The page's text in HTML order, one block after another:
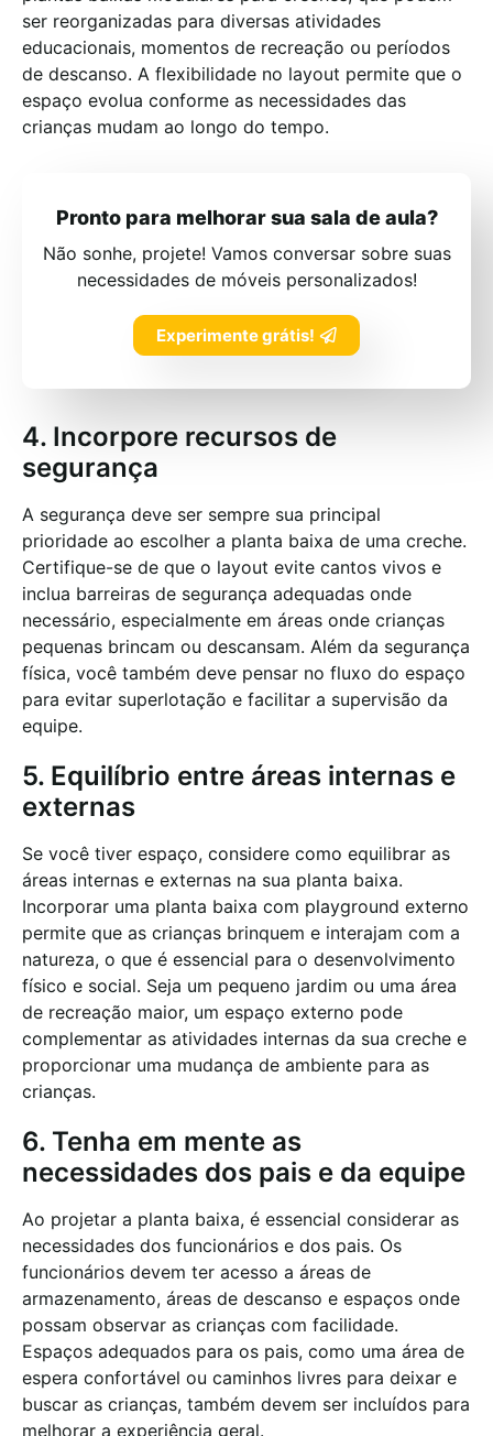
ser reorganizadas para diversas atividades
educacionais, momentos de recreação ou períodos
de descanso. A flexibilidade no layout permite que o
espaço evolua conforme as necessidades das
crianças mudam ao longo do tempo.
Pronto para melhorar sua sala de aula?
Não sonhe, projete! Vamos conversar sobre suas
necessidades de móveis personalizados!
Experimente grátis!
4. Incorpore recursos de
segurança
A segurança deve ser sempre sua principal
prioridade ao escolher a planta baixa de uma creche.
Certifique-se de que o layout evite cantos vivos e
inclua barreiras de segurança adequadas onde
necessário, especialmente em áreas onde crianças
pequenas brincam ou descansam. Além da segurança
física, você também deve pensar no fluxo do espaço
para evitar superlotação e facilitar a supervisão da
equipe.
5. Equilíbrio entre áreas internas e
externas
Se você tiver espaço, considere como equilibrar as
áreas internas e externas na sua planta baixa.
Incorporar uma planta baixa com playground externo
permite que as crianças brinquem e interajam com a
natureza, o que é essencial para o desenvolvimento
físico e social. Seja um pequeno jardim ou uma área
de recreação maior, um espaço externo pode
complementar as atividades internas da sua creche e
proporcionar uma mudança de ambiente para as
crianças.
6. Tenha em mente as
necessidades dos pais e da equipe
Ao projetar a planta baixa, é essencial considerar as
necessidades dos funcionários e dos pais. Os
funcionários devem ter acesso a áreas de
armazenamento, áreas de descanso e espaços onde
possam observar as crianças com facilidade.
Espaços adequados para os pais, como uma área de
espera confortável ou caminhos livres para deixar e
buscar as crianças, também devem ser incluídos para
melhorar a experiência geral.